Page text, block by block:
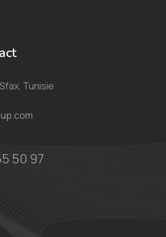
Tunisie
50 97